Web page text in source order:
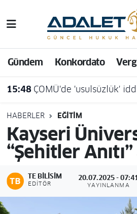
Gündem Konkordato
15:48 ÇOMÜ'de 'usulsüzlük' iddiası:
HABERLER EĞITIM
Kayseri
“Şehitler Anıtı”
TE BILISIM
EDITÖR
20.07.2025 -
YAYINLANMA
Hava Durumu
Trafik Durumu
Süper Lig Puan Durumu
Tüm Manşetler
Son Dakika Haberleri